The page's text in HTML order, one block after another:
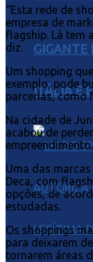
GIGANTE
ITÁLIA E
“Esta rede de
empresa de
flagship. Lá tem
diz.
Um shopping
exemplo, pode
parcerias, como
Na cidade de
acabou de
empreendimento.
Uma das
Deca, com
opções, de
estudadas.
Os shoppings
para deixarem
tornarem áreas